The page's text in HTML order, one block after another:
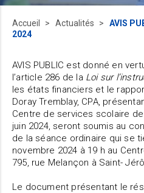
Accueil Actualités
AVIS
2024
AVIS PUBLIC est donné en
l’article 286 de la Loi sur
les états financiers et le
Doray Tremblay, CPA,
Centre de services scolaire de
juin 2024, seront soumis au
de la séance ordinaire qui se
novembre 2024 à 19 h au
795, rue Melançon à Saint-
Le document présentant le